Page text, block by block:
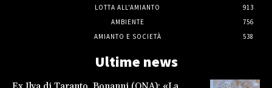
LOTTA ALL'AMIANTO
913
AMBIENTE
756
AMIANTO E SOCIETÀ
538
Ultime news